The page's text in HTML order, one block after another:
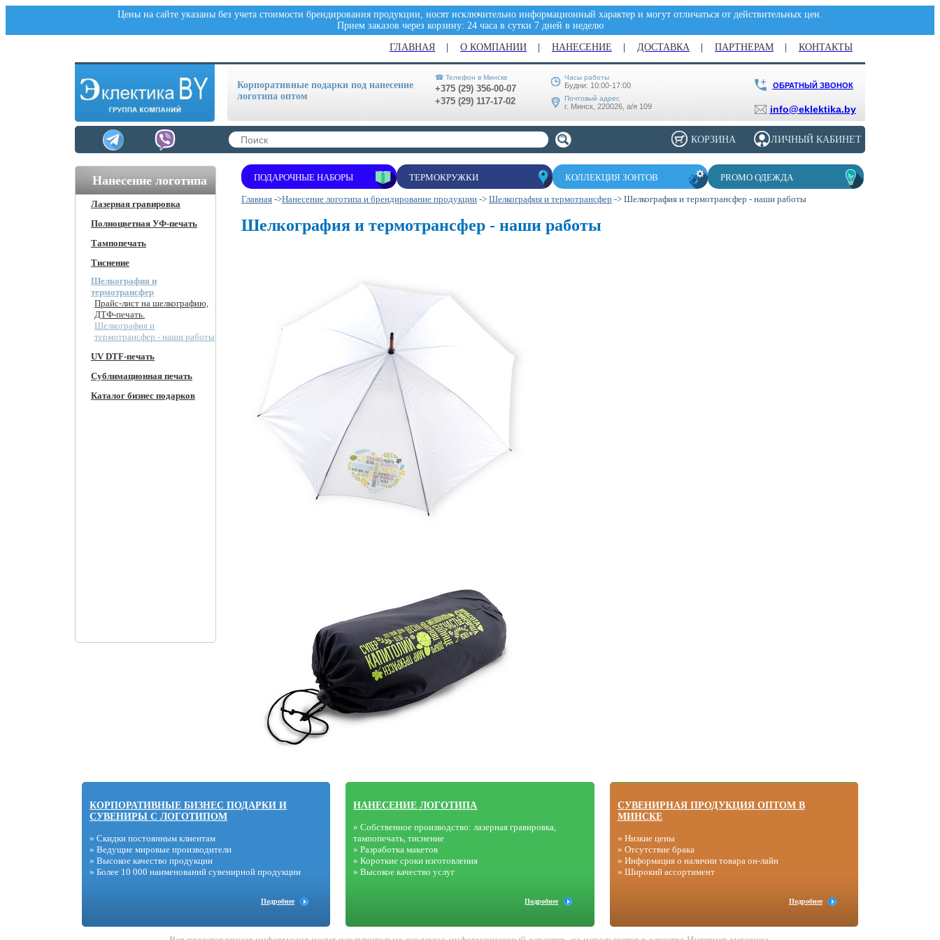
Цены на сайте указаны без учета стоимости брендирования продукции, носят исключительно информационный характер и могут отличаться от действительных цен.
Прием заказов через корзину: 24 часа в сутки 7 дней в неделю
ГЛАВНАЯ О КОМПАНИИ НАНЕСЕНИЕ ДОСТАВКА ПАРТНЕРАМ КОНТАКТЫ
Корпоративные подарки под нанесение
логотипа оптом
☎ Телефон в Минске
+375 (29) 356-00-07
+375 (29) 117-17-02
Часы работы
Будни: 10:00-17:00
Почтовый адрес
г. Минск, 220026, а/я 109
ОБРАТНЫЙ ЗВОНОК
info@eklektika.by
Нанесение логотипа
Лазерная гравировка
Полноцветная УФ-печать
Тампопечать
Тиснение
Шелкография и
термотрансфер
Прайс-лист на шелкографию,
ДТФ-печать.
Шелкография и
термотрансфер - наши работы
UV DTF-печать
Сублимационная печать
Каталог бизнес подарков
ПОДАРОЧНЫЕ НАБОРЫ ТЕРМОКРУЖКИ КОЛЛЕКЦИЯ ЗОНТОВ PROMO ОДЕЖДА
Главная ->Нанесение логотипа и брендирование продукции -> Шелкография и термотрансфер -> Шелкография и термотрансфер - наши работы
Шелкография и термотрансфер - наши работы
КОРПОРАТИВНЫЕ БИЗНЕС ПОДАРКИ И
СУВЕНИРЫ С ЛОГОТИПОМ
» Скидки постоянным клиентам
» Ведущие мировые производители
» Высокое качество продукции
» Более 10 000 наименований сувенирной продукции
Подробнее
НАНЕСЕНИЕ ЛОГОТИПА
» Собственное производство: лазерная гравировка,
тампопечать, тиснение
» Разработка макетов
» Короткие сроки изготовления
» Высокое качество услуг
Подробнее
СУВЕНИРНАЯ ПРОДУКЦИЯ ОПТОМ В
МИНСКЕ
» Низкие цены
» Отсутствие брака
» Информация о наличии товара он-лайн
» Широкий ассортимент
Подробнее
ЛИЧНЫЙ КАБИНЕТ
КОРЗИНА